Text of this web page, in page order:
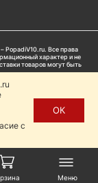
PopadiV10.ru. Все права
характер и не
товаров могут быть
с условиями,
Popadiv10 запрещено,
Popadiv10.
Меню
с
ОК